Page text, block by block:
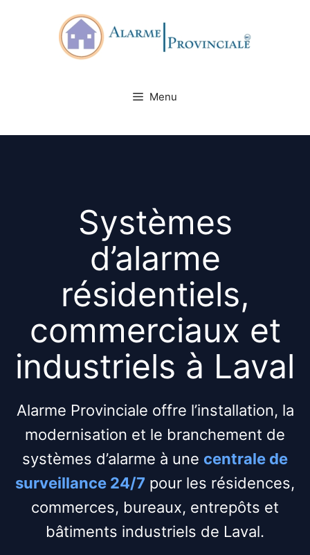
Menu
Systèmes
d’alarme
résidentiels,
commerciaux et
industriels à Laval
Alarme Provinciale offre l’installation, la
modernisation et le branchement de
systèmes d’alarme à une centrale de
surveillance 24/7 pour les résidences,
commerces, bureaux, entrepôts et
bâtiments industriels de Laval.